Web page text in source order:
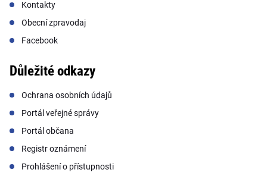
Kontakty
Obecní zpravodaj
Facebook
Důležité odkazy
Ochrana osobních údajů
Portál veřejné správy
Portál občana
Registr oznámení
Prohlášení o přístupnosti